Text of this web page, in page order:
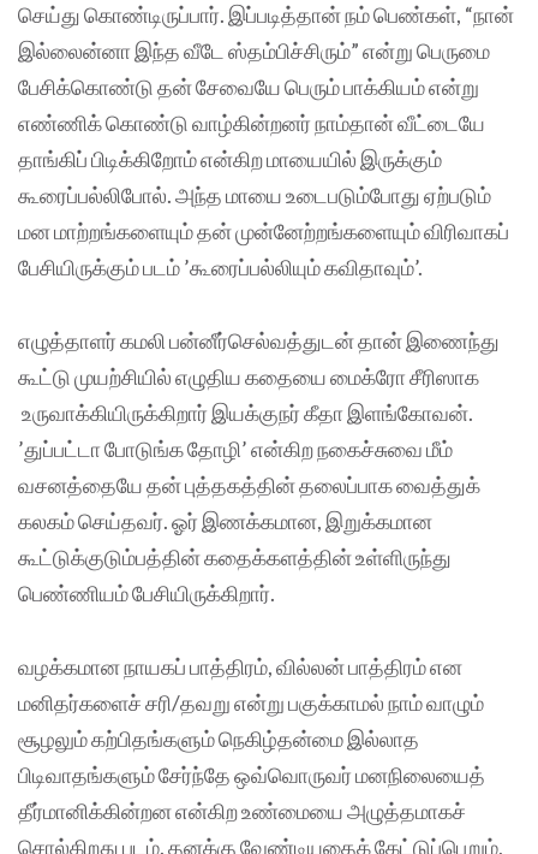
செய்து கொண்டிருப்பார். இப்படித்தான் நம் பெண்கள், “நான்
இல்லைன்னா இந்த வீடே ஸ்தம்பிச்சிரும்” என்று பெருமை
பேசிக்கொண்டு தன் சேவையே பெரும் பாக்கியம் என்று
எண்ணிக் கொண்டு வாழ்கின்றனர் நாம்தான் வீட்டையே
தாங்கிப் பிடிக்கிறோம் என்கிற மாயையில் இருக்கும்
கூரைப்பல்லிபோல். அந்த மாயை உடைபடும்போது ஏற்படும்
மன மாற்றங்களையும் தன் முன்னேற்றங்களையும் விரிவாகப்
பேசியிருக்கும் படம் ’கூரைப்பல்லியும் கவிதாவும்’.
எழுத்தாளர் கமலி பன்னீர்செல்வத்துடன் தான் இணைந்து
கூட்டு முயற்சியில் எழுதிய‌ கதையை மைக்ரோ சீரிஸாக
உருவாக்கியிருக்கிறார் இயக்குநர் கீதா இளங்கோவன்.
’துப்பட்டா போடுங்க தோழி’ என்கிற நகைச்சுவை மீம்
வசனத்தையே தன் புத்தகத்தின் தலைப்பாக வைத்துக்
கலகம் செய்த‌வர். ஓர் இணக்கமான, இறுக்கமான‌
கூட்டுக்குடும்பத்தின் கதைக்களத்தின் உள்ளிருந்து
பெண்ணியம் பேசியிருக்கிறார்.
வழக்கமான நாயகப் பாத்திரம், வில்லன் பாத்திரம் என
மனிதர்களைச் சரி/தவறு என்று பகுக்காமல் நாம் வாழும்
சூழலும் கற்பிதங்களும் நெகிழ்தன்மை இல்லாத
பிடிவாதங்களும் சேர்ந்தே ஒவ்வொருவர் மனநிலையைத்
தீர்மானிக்கின்றன‌ என்கிற உண்மையை அழுத்தமாகச்
சொல்கிறது படம். தனக்கு வேண்டியதைக் கேட்டுப்பெறும்,